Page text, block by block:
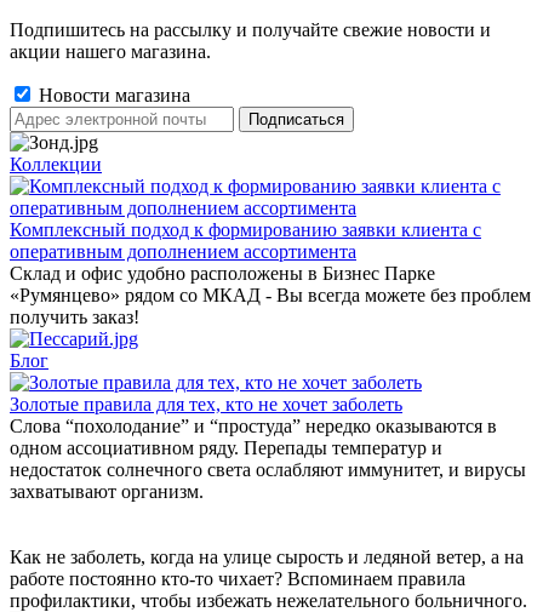
Подпишитесь на рассылку и получайте свежие новости и
акции нашего магазина.
Новости магазина
Коллекции
Комплексный подход к формированию заявки клиента с
оперативным дополнением ассортимента
Склад и офис удобно расположены в Бизнес Парке
«Румянцево» рядом со МКАД - Вы всегда можете без проблем
получить заказ!
Блог
Золотые правила для тех, кто не хочет заболеть
Слова “похолодание” и “простуда” нередко оказываются в
одном ассоциативном ряду. Перепады температур и
недостаток солнечного света ослабляют иммунитет, и вирусы
захватывают организм.
Как не заболеть, когда на улице сырость и ледяной ветер, а на
работе постоянно кто-то чихает? Вспоминаем правила
профилактики, чтобы избежать нежелательного больничного.